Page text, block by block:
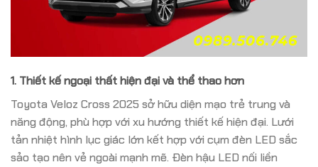
1. Thiết kế ngoại thất hiện đại và thể thao hơn
Toyota Veloz Cross 2025 sở hữu diện mạo trẻ trung và
năng động, phù hợp với xu hướng thiết kế hiện đại. Lưới
tản nhiệt hình lục giác lớn kết hợp với cụm đèn LED sắc
sảo tạo nên vẻ ngoài mạnh mẽ. Đèn hậu LED nối liền